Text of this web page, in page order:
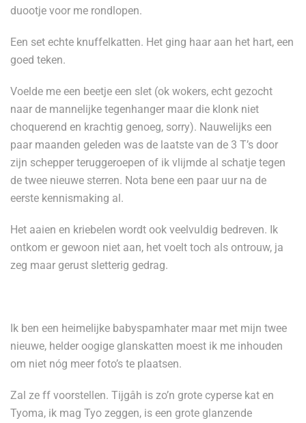
duootje voor me rondlopen.
Een set echte knuffelkatten. Het ging haar aan het hart, een
goed teken.
Voelde me een beetje een slet (ok wokers, echt gezocht
naar de mannelijke tegenhanger maar die klonk niet
choquerend en krachtig genoeg, sorry). Nauwelijks een
paar maanden geleden was de laatste van de 3 T’s door
zijn schepper teruggeroepen of ik vlijmde al schatje tegen
de twee nieuwe sterren. Nota bene een paar uur na de
eerste kennismaking al.
Het aaien en kriebelen wordt ook veelvuldig bedreven. Ik
ontkom er gewoon niet aan, het voelt toch als ontrouw, ja
zeg maar gerust sletterig gedrag.
Ik ben een heimelijke babyspamhater maar met mijn twee
nieuwe, helder oogige glanskatten moest ik me inhouden
om niet nóg meer foto’s te plaatsen.
Zal ze ff voorstellen. Tijgâh is zo’n grote cyperse kat en
Tyoma, ik mag Tyo zeggen, is een grote glanzende